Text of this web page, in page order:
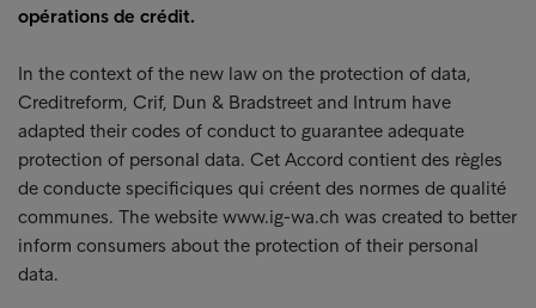
opérations de crédit.
In the context of the new law on the protection of data,
Creditreform, Crif, Dun & Bradstreet and Intrum have
adapted their codes of conduct to guarantee adequate
protection of personal data. Cet Accord contient des règles
de conducte specificiques qui créent des normes de qualité
communes. The website www.ig-wa.ch was created to better
inform consumers about the protection of their personal
data.